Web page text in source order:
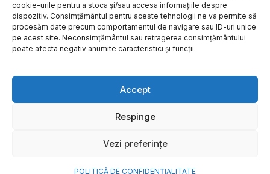
cookie-urile pentru a stoca și/sau accesa informațiile despre
dispozitiv. Consimțământul pentru aceste tehnologii ne va permite să
procesăm date precum comportamentul de navigare sau ID-uri unice
pe acest site. Neconsimțământul sau retragerea consimțământului
poate afecta negativ anumite caracteristici și funcții.
Accept
Respinge
Vezi preferințe
POLITICĂ DE CONFIDENȚIALITATE
Copyright ©2026